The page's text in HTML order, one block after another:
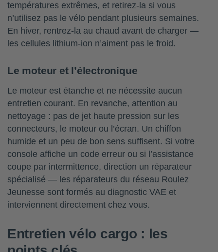
températures extrêmes, et retirez-la si vous
n’utilisez pas le vélo pendant plusieurs semaines.
En hiver, rentrez-la au chaud avant de charger —
les cellules lithium-ion n’aiment pas le froid.
Le moteur et l’électronique
Le moteur est étanche et ne nécessite aucun
entretien courant. En revanche, attention au
nettoyage : pas de jet haute pression sur les
connecteurs, le moteur ou l’écran. Un chiffon
humide et un peu de bon sens suffisent. Si votre
console affiche un code erreur ou si l’assistance
coupe par intermittence, direction un réparateur
spécialisé — les réparateurs du réseau Roulez
Jeunesse sont formés au diagnostic VAE et
interviennent directement chez vous.
Entretien vélo cargo : les